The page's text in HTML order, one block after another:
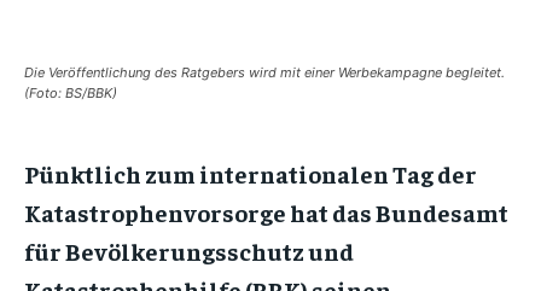
Die Veröffentlichung des Ratgebers wird mit einer Werbekampagne begleitet.
(Foto: BS/BBK)
Pünktlich zum internationalen Tag der
Katastrophenvorsorge hat das Bundesamt
für Bevölkerungsschutz und